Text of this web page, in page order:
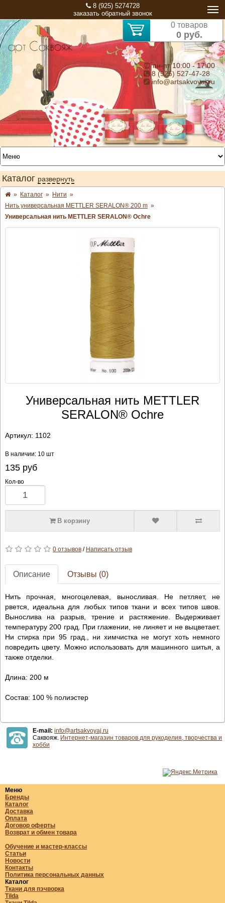
8 (925) 5274728
заказать обратный звонок
0 товаров
0 руб.
⏰ пн-пт 10:00 - 17:00
8 (925) 527-47-28
info@artsakvoyaj.ru
Каталог развернуть
» Каталог » Нити »
Нить универсальная METTLER SERALON® 200 m »
Универсальная нить METTLER SERALON® Ochre
Универсальная нить METTLER
SERALON® Ochre
Артикул: 1102
В наличии: 10 шт
135руб
Кол-во
В корзину
0 отзывов/ Написать отзыв
Описание Отзывы (0)
Нить прочная, многоцелевая, выносливая. Не петляет, не
рвется, идеальна для любых типов ткани и всех типов швов.
Вынослива на разрыв, трение и растяжение. Выдерживает
температуру 200 град. При глажении, не линяет и не выцветает.
Ни стирка при 95 град., ни химчистка не могут хоть немного
повредить цвету. Можно использовать для машинного шитья, а
также отделки.
Длина: 200 м
Состав: 100 % полиэстер
E-mail: info@artsakvoyaj.ru
Саквояж. Интернет-магазин товаров для рукоделия, творчества и
хобби
Меню
Бренды
Каталог
Доставка
Оплата
Договор оферты
Возврат и обмен товара
Обучение и мастер-классы
Статьи
Новости
Контакты
Политика персональных данных
Каталог
Ткани для пэчворка
Tilda